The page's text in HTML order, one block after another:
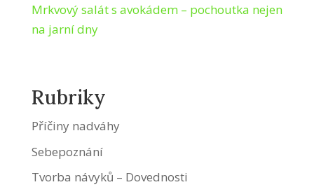
Mrkvový salát s avokádem – pochoutka nejen
na jarní dny
Rubriky
Příčiny nadváhy
Sebepoznání
Tvorba návyků – Dovednosti